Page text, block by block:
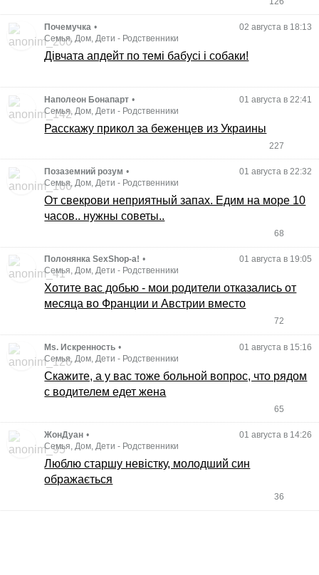
Почемучка •
02 августа в 18:13
Семья, Дом, Дети - Родственники
Дівчата апдейт по темі бабусі і собаки!
Наполеон Бонапарт •
01 августа в 22:41
Семья, Дом, Дети - Родственники
Расскажу прикол за беженцев из Украины
227
Позаземний розум •
01 августа в 22:32
Семья, Дом, Дети - Родственники
От свекрови неприятный запах. Едим на море 10
часов.. нужны советы..
68
Полонянка SexShop-а! •
01 августа в 19:05
Семья, Дом, Дети - Родственники
Хотите вас добью - мои родители отказались от
месяца во Франции и Австрии вместо
72
Ms. Искренность •
01 августа в 15:16
Семья, Дом, Дети - Родственники
Скажите, а у вас тоже больной вопрос, что рядом
с водителем едет жена
65
ЖонДуан •
01 августа в 14:26
Семья, Дом, Дети - Родственники
Люблю старшу невістку, молодший син
ображається
36